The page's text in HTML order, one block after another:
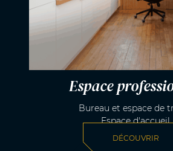
Espace
Bureau et espace de
Espace d'accueil
DÉCOUVRIR